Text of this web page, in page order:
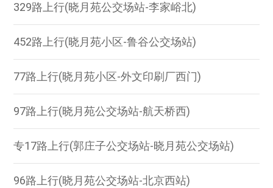
329路上行(晓月苑公交场站-李家峪北)
452路上行(晓月苑小区-鲁谷公交场站)
77路上行(晓月苑小区-外文印刷厂西门)
97路上行(晓月苑公交场站-航天桥西)
专17路上行(郭庄子公交场站-晓月苑公交场站)
96路上行(晓月苑公交场站-北京西站)